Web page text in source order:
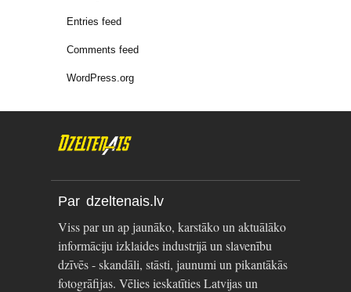
Entries feed
Comments feed
WordPress.org
Par dzeltenais.lv
Viss par un ap jaunāko, karstāko un aktuālāko
informāciju izklaides industrijā un slavenību
dzīvēs - skandāli, stāsti, jaunumi un pikantākās
fotogrāfijas. Vēlies ieskatīties Latvijas un